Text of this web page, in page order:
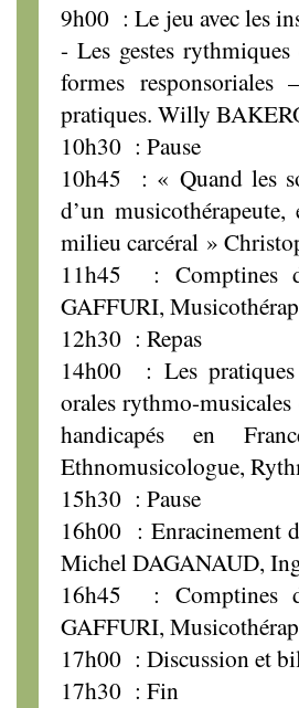
9h00 : Le jeu avec les
- Les gestes
formes responsoriales
pratiques. Willy
10h30 : Pause
10h45 : « Quand les
d’un
milieu carcéral »
11h45 : Comptines
GAFFURI,
12h30 : Repas
14h00 : Les pratiques
orales rythmo-
handicapés en
Ethnomusicologue,
15h30 : Pause
16h00 : Enracinement
Michel DAGANAUD,
16h45 : Comptines
GAFFURI,
17h00 : Discussion et
17h30 : Fin